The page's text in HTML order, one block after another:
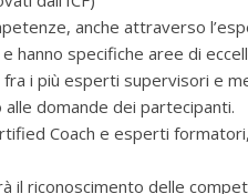
anche attraverso
hanno specifiche aree di
i più esperti supervisori e
domande dei partecipanti.
Coach e esperti
il riconoscimento delle